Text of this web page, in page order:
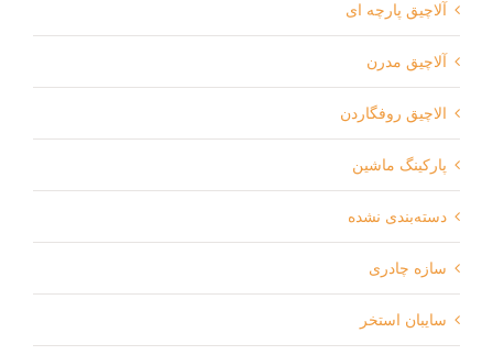
آلاچیق پارچه ای
آلاچیق مدرن
الاچیق روفگاردن
پارکینگ ماشین
دسته‌بندی نشده
سازه چادری
سایبان استخر